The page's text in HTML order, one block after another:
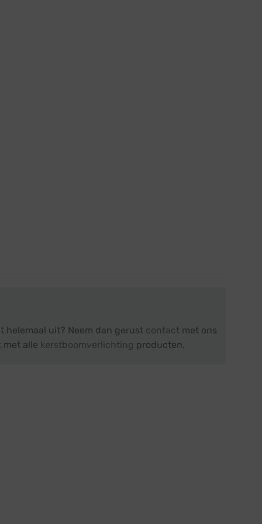
helemaal uit? Neem dan gerust contact met ons
met alle kerstboomverlichting producten.